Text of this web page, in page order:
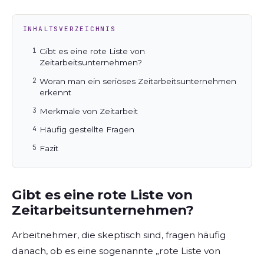
INHALTSVERZEICHNIS
Gibt es eine rote Liste von
Zeitarbeitsunternehmen?
Woran man ein seriöses Zeitarbeitsunternehmen
erkennt
Merkmale von Zeitarbeit
Häufig gestellte Fragen
Fazit
Gibt es eine rote Liste von
Zeitarbeitsunternehmen?
Arbeitnehmer, die skeptisch sind, fragen häufig
danach, ob es eine sogenannte „rote Liste von